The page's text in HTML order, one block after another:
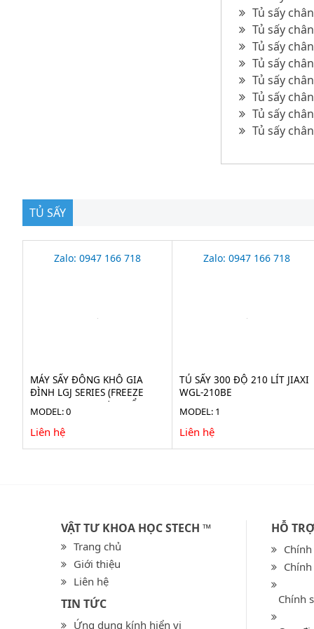
Tủ sấy
Tủ sấy
Tủ sấy
Tủ sấy
Tủ sấy
Tủ sấy
Tủ sấy
Tủ sấy
TỦ SẤY
Zalo: 0947 166 718
MÁY SẤY ĐÔNG KHÔ GIA
ĐÌNH LGJ SERIES (FREEZE
DRYER) CHO THỰC PHẨM
MODEL: 0
Liên hệ
Zalo: 0947 166 718
TỦ SẤY 300 ĐỘ 210 LÍT JIAXI
WGL-210BE
MODEL: 1
Liên hệ
VẬT TƯ KHOA HỌC STECH ™
Trang chủ
Giới thiệu
Liên hệ
TIN TỨC
Ứng dụng kính hiển vi
HỖ
Chính